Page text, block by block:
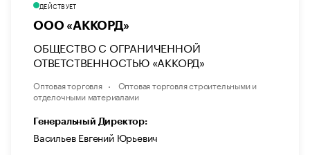
ДЕЙСТВУЕТ
ООО «АККОРД»
ОБЩЕСТВО С ОГРАНИЧЕННОЙ
ОТВЕТСТВЕННОСТЬЮ «АККОРД»
Оптовая торговля
Оптовая торговля строительными и
отделочными материалами
Генеральный Директор:
Васильев Евгений Юрьевич